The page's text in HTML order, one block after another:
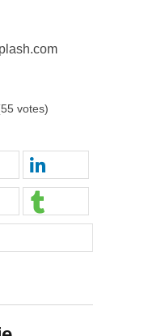
55 votes)